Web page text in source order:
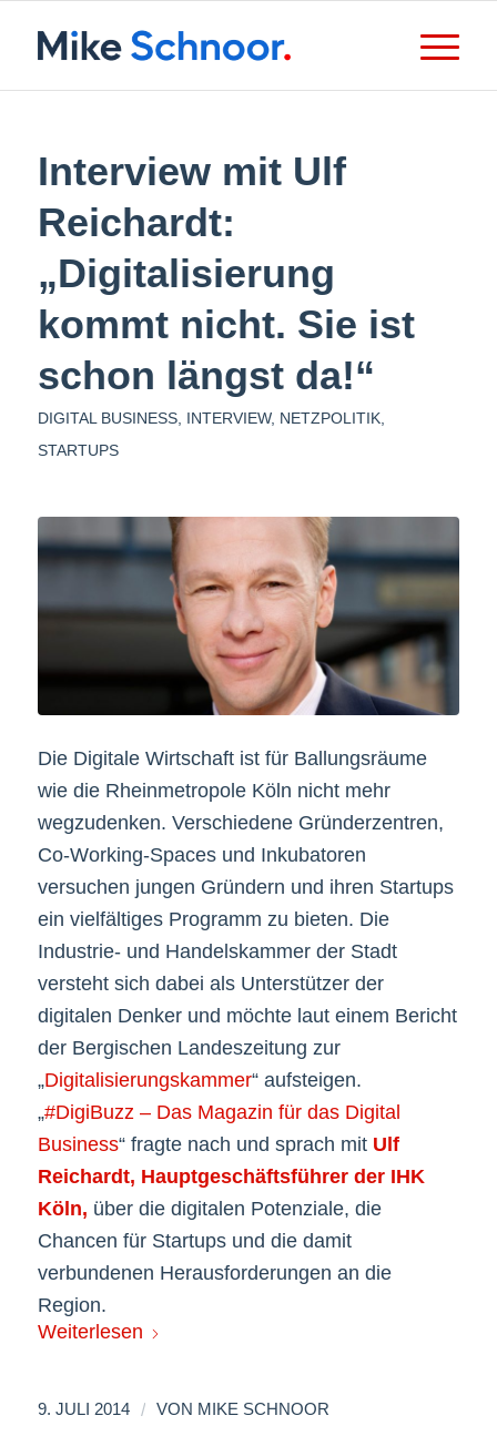
Interview mit Ulf
Reichardt:
„Digitalisierung
kommt nicht. Sie ist
schon längst da!“
DIGITAL BUSINESS, INTERVIEW, NETZPOLITIK,
STARTUPS
Die Digitale Wirtschaft ist für Ballungsräume
wie die Rheinmetropole Köln nicht mehr
wegzudenken. Verschiedene Gründerzentren,
Co-Working-Spaces und Inkubatoren
versuchen jungen Gründern und ihren Startups
ein vielfältiges Programm zu bieten. Die
Industrie- und Handelskammer der Stadt
versteht sich dabei als Unterstützer der
digitalen Denker und möchte laut einem Bericht
der Bergischen Landeszeitung zur
„Digitalisierungskammer“ aufsteigen.
„#DigiBuzz – Das Magazin für das Digital
Business“ fragte nach und sprach mit Ulf
Reichardt, Hauptgeschäftsführer der IHK
Köln, über die digitalen Potenziale, die
Chancen für Startups und die damit
verbundenen Herausforderungen an die
Region.
Weiterlesen
9. JULI 2014 / VON MIKE SCHNOOR